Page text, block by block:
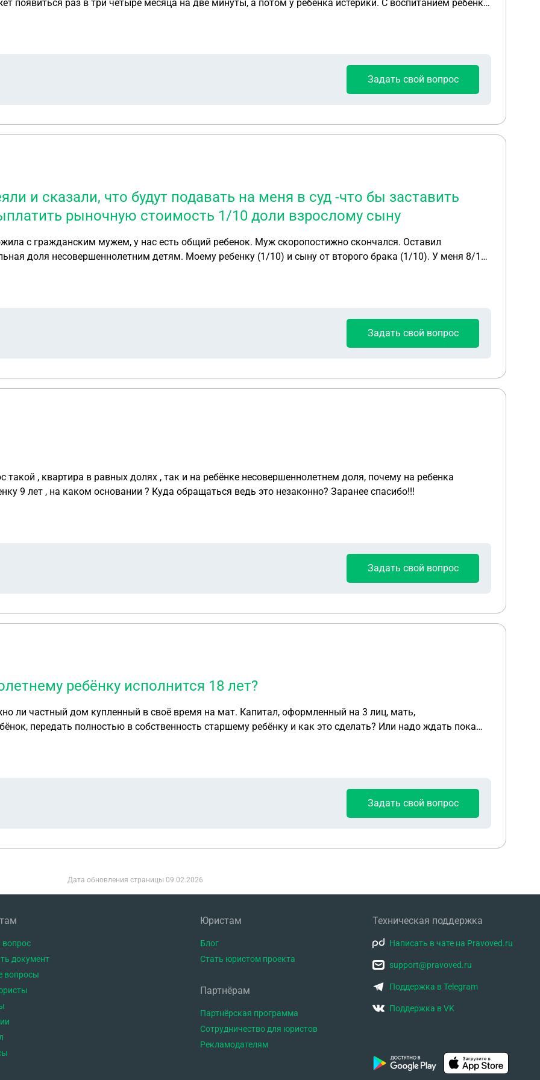
появиться раз в три четыре месяца на две минуты, а потом у ребенка истерики. С воспитанием ребенка
Задать свой вопрос
и сказали, что будут подавать на меня в суд -что бы заставить
рыночную стоимость 1/10 доли взрослому сыну
Моему ребенку (1/10) и сыну от второго брака (1/10). У меня 8/10.
о приемущественном праве выкупа
за 1/10 доли, но у меня не окажется нужной суммы по решению суда, что будет в этом случае? Я могу
заставить продать квартиру и распределить денежные
Задать свой вопрос
, квартира в равных долях , так и на ребёнке несовершеннолетнем доля, почему на ребенка
9 лет , на каком основании ? Куда обращаться ведь это незаконно? Заранее спасибо!!!
Задать свой вопрос
ребёнку исполнится 18 лет?
старшему ребёнку и как это сделать? Или надо ждать пока
Задать свой вопрос
Дата обновления страницы 09.02.2026
вопрос
документ
вопросы
Юристам
Блог
Стать юристом проекта
Партнёрам
Партнёрская программа
Сотрудничество для юристов
Рекламодателям
Техническая поддержка
Написать в чате на Pravoved.ru
support@pravoved.ru
Поддержка в Telegram
Поддержка в VK